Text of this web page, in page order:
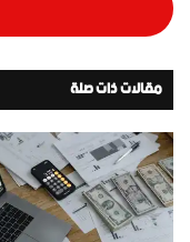
مقالات ذات صلة